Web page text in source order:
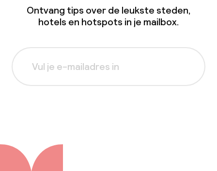
Ontvang tips over de leukste steden,
hotels en hotspots in je mailbox.